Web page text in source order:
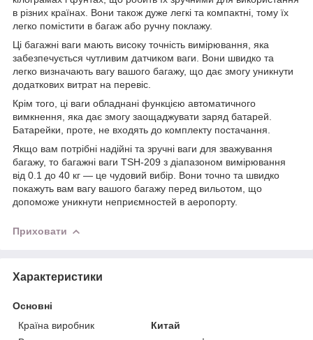
в різних країнах. Вони також дуже легкі та компактні, тому їх
легко помістити в багаж або ручну поклажу.
Ці багажні ваги мають високу точність вимірювання, яка
забезпечується чутливим датчиком ваги. Вони швидко та
легко визначають вагу вашого багажу, що дає змогу уникнути
додаткових витрат на перевіс.
Крім того, ці ваги обладнані функцією автоматичного
вимкнення, яка дає змогу заощаджувати заряд батарей.
Батарейки, проте, не входять до комплекту постачання.
Якщо вам потрібні надійні та зручні ваги для зважування
багажу, то багажні ваги TSH-209 з діапазоном вимірювання
від 0.1 до 40 кг — це чудовий вибір. Вони точно та швидко
покажуть вам вагу вашого багажу перед вильотом, що
допоможе уникнути неприємностей в аеропорту.
Приховати
Характеристики
Основні
Країна виробник
Китай